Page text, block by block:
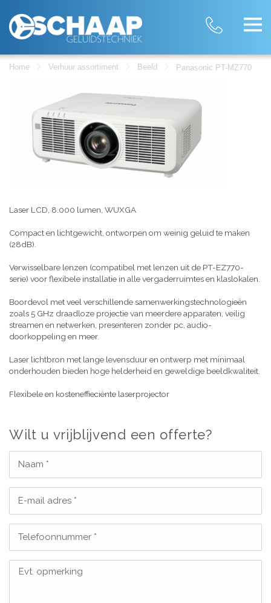
Home Verhuur assortiment Beeld Panasonic PT-MZ770
Laser LCD, 8.000 lumen, WUXGA
Compact en lichtgewicht, ontworpen om weinig geluid te maken
(28dB).
Verwisselbare lenzen (compatibel met lenzen uit de PT-EZ770-
serie) voor flexibele installatie in alle vergaderruimtes en klaslokalen.
Boordevol met veel verschillende samenwerkingstechnologieën
zoals 5 GHz draadloze projectie van meerdere apparaten, veilig
streamen en netwerken, presenteren zonder pc, audio-
doorkoppeling en meer.
Laser lichtbron met lange levensduur en ontwerp met minimaal
onderhouden bieden hoge helderheid en geweldige beeldkwaliteit.
Flexibele en kosteneffieciënte laserprojector
Wilt u vrijblijvend een offerte?
Naam *
E-mail adres *
Telefoonnummer *
Evt. opmerking